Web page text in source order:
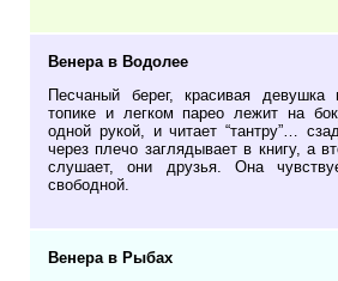
Венера в Водолее
Песчаный берег, красивая девушка
топике и легком парео лежит на
одной рукой, и читает “тантру”…
через плечо заглядывает в книгу, а
слушает, они друзья. Она
свободной.
Венера в Рыбах